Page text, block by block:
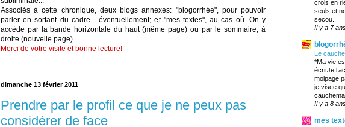
Associés à cette chronique, deux blogs annexes: "blogorrhée", pour pouvoir
parler en sortant du cadre - éventuellement; et "mes textes", au cas où. On y
accède par la bande horizontale du haut (même page) ou par le sommaire, à
droite (nouvelle page).
Merci de votre visite et bonne lecture!
dimanche 13 février 2011
Prendre par le profil ce que je ne peux pas
considérer de face
crois en
seuls et
secou...
Il y a 7
Le
*Ma vie
écritJe
moipage
je visce
Il y a 8
mes